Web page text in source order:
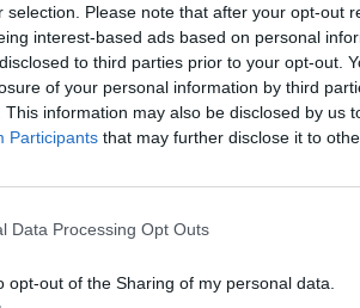
selection. Please note that after your opt-out
interest-based ads based on personal
to third parties prior to your opt-out.
of your personal information by third
This information may also be disclosed by us
Participants that may further disclose it to
Data Processing Opt Outs
opt-out of the Sharing of my personal data.
RMDSZ országos vezető
pénteki ülésén megvitatják a
az új kabinetet vagy
kal, hogy kiderüljön, milyen